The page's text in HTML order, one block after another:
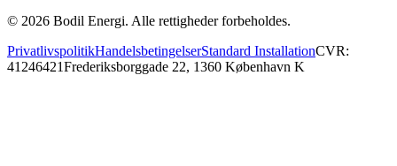
© 2026 Bodil Energi. Alle rettigheder forbeholdes.
PrivatlivspolitikHandelsbetingelserStandard InstallationCVR:
41246421Frederiksborggade 22, 1360 København K